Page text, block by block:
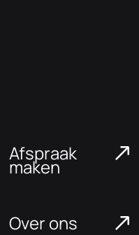
Afspraak
maken
Over ons